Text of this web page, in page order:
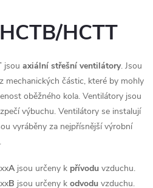
HCTT
jsou axiální střešní ventilátory. Jsou
mechanických částic, které by mohly
oběžného kola. Ventilátory jsou
výbuchu. Ventilátory se instalují
vyráběny za nejpřísnější výrobní
.
Ajsou určeny k přívodu vzduchu.
B jsou určeny k odvodu vzduchu.